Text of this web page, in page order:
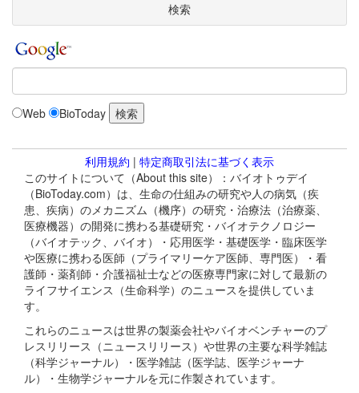
検索
Web BioToday
利用規約 | 特定商取引法に基づく表示
このサイトについて（About this site）：バイオトゥデイ
（BioToday.com）は、生命の仕組みの研究や人の病気（疾
患、疾病）のメカニズム（機序）の研究・治療法（治療薬、
医療機器）の開発に携わる基礎研究・バイオテクノロジー
（バイオテック、バイオ）・応用医学・基礎医学・臨床医学
や医療に携わる医師（プライマリーケア医師、専門医）・看
護師・薬剤師・介護福祉士などの医療専門家に対して最新の
ライフサイエンス（生命科学）のニュースを提供していま
す。
これらのニュースは世界の製薬会社やバイオベンチャーのプ
レスリリース（ニュースリリース）や世界の主要な科学雑誌
（科学ジャーナル）・医学雑誌（医学誌、医学ジャーナ
ル）・生物学ジャーナルを元に作製されています。